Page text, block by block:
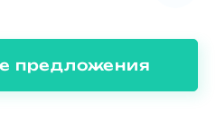
предложения